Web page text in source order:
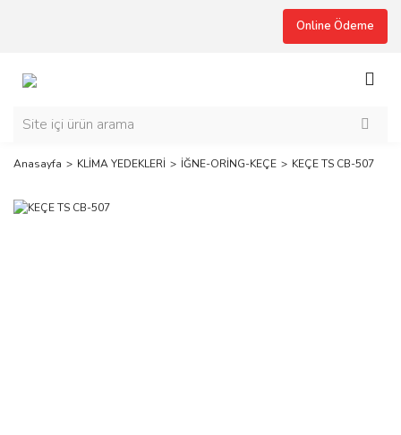
Online Ödeme
Anasayfa KLİMA YEDEKLERİ İĞNE-ORİNG-KEÇE KEÇE TS CB-507